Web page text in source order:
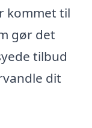
kommet til
gør det
tilbud
dit